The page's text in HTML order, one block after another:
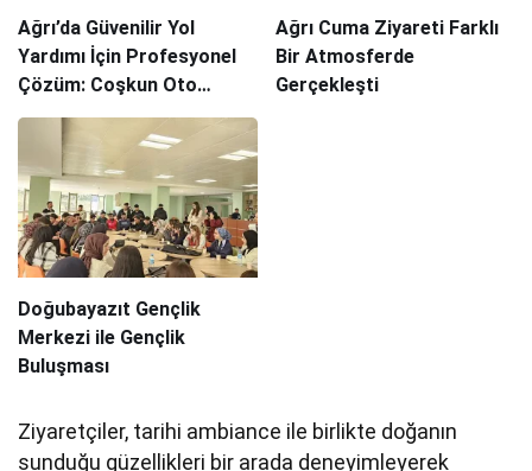
Ağrı’da Güvenilir Yol
Yardımı İçin Profesyonel
Çözüm: Coşkun Oto
Kurtarma
Ağrı Cuma Ziyareti Farklı
Bir Atmosferde
Gerçekleşti
Doğubayazıt Gençlik
Merkezi ile Gençlik
Buluşması
Ziyaretçiler, tarihi ambiance ile birlikte doğanın
sunduğu güzellikleri bir arada deneyimleyerek